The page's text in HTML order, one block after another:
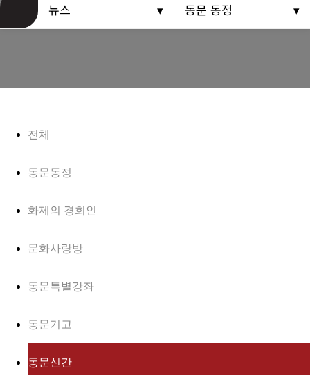
영상 갤러리
동문회보
(구)동문회보
행사안내
뉴스 동문 동정
전체
동문동정
화제의 경희인
문화사랑방
동문특별강좌
동문기고
동문신간